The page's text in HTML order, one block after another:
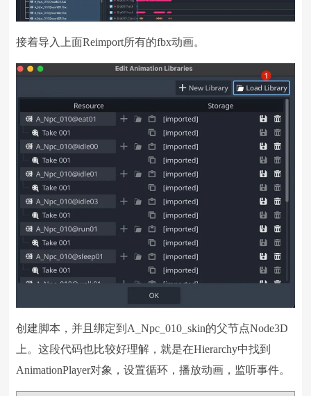
接着导入上面Reimport所有的fbx动画。
创建脚本，并且绑定到A_Npc_010_skin的父节点Node3D
上。这段代码也比较好理解，就是在Hierarchy中找到
AnimationPlayer对象，设置循环，播放动画，监听事件。